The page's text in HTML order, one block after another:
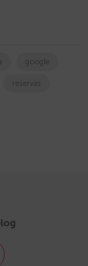
google
reservas